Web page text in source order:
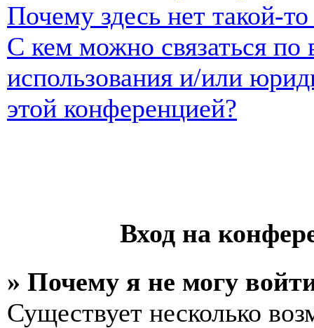
Почему здесь нет такой-
С кем можно связаться по
использования и/или
этой конференцией?
Вход на
» Почему я не могу
Существует несколько